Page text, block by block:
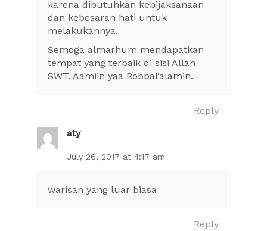
karena dibutuhkan kebijaksanaan
dan kebesaran hati untuk
melakukannya.
Semoga almarhum mendapatkan
tempat yang terbaik di sisi Allah
SWT. Aamiin yaa Robbal’alamin.
Reply
aty
July 26, 2017 at 4:17 am
warisan yang luar biasa
Reply